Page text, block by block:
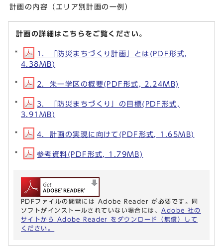
計画の内容（エリア別計画の一例）
計画の詳細はこちらをご覧ください。
1．「防災まちづくり計画」とは(PDF形式,
4.38MB)
2．朱一学区の概要(PDF形式, 2.24MB)
3．「防災まちづくり」の目標(PDF形式,
3.91MB)
4．計画の実現に向けて(PDF形式, 1.65MB)
参考資料(PDF形式, 1.79MB)
PDFファイルの閲覧には Adobe Reader が必要です。同
ソフトがインストールされていない場合には、 Adobe 社の
サイトから Adobe Reader をダウンロード（無償）して
ください。